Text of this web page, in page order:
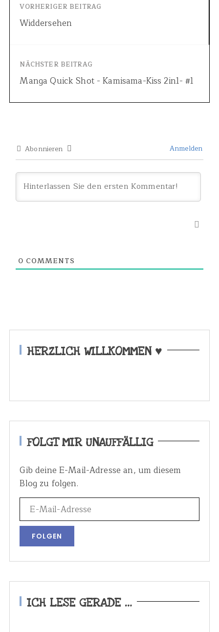
VORHERIGER BEITRAG
Widdersehen
NÄCHSTER BEITRAG
Manga Quick Shot - Kamisama-Kiss 2in1- #1
Abonnieren Anmelden
0 COMMENTS
HERZLICH WILLKOMMEN ♥
FOLGT MIR UNAUFFÄLLIG
Gib deine E-Mail-Adresse an, um diesem
Blog zu folgen.
ICH LESE GERADE …